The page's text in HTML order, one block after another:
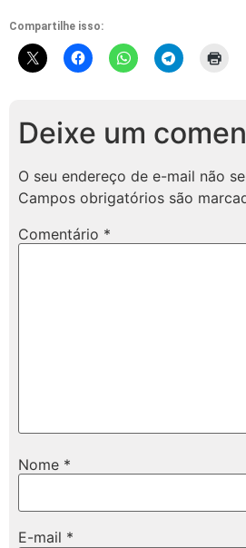
Compartilhe isso:
Deixe um
O seu endereço de e-mail não
Campos obrigatórios são
Comentário *
Nome *
E-mail *